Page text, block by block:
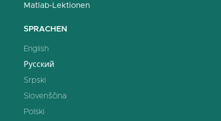
Matlab-Lektionen
SPRACHEN
English
Русский
Srpski
Slovenščina
Polski